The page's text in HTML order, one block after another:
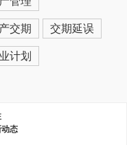
交期 交期延误
计划
态